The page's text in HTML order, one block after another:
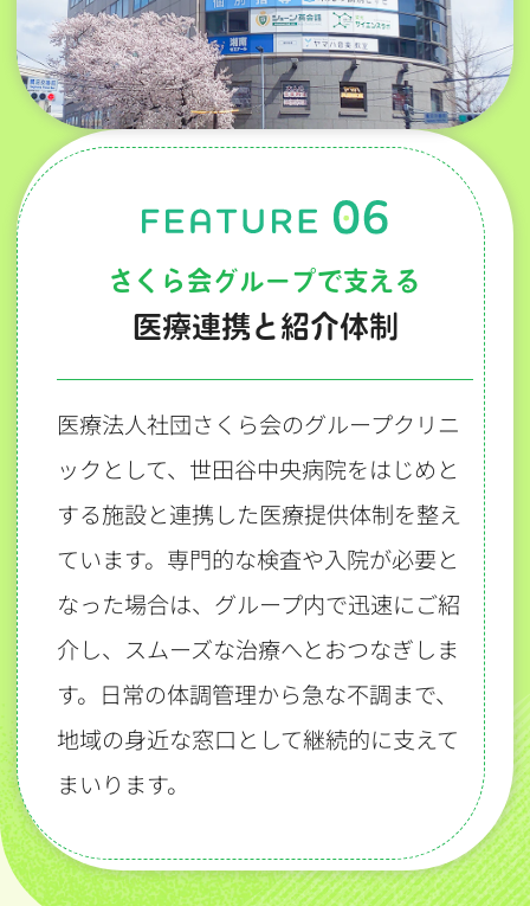
さくら会グループで支える
医療連携と紹介体制
医療法人社団さくら会のグループクリニ
ックとして、世田谷中央病院をはじめと
する施設と連携した医療提供体制を整え
ています。専門的な検査や入院が必要と
なった場合は、グループ内で迅速にご紹
介し、スムーズな治療へとおつなぎしま
す。日常の体調管理から急な不調まで、
地域の身近な窓口として継続的に支えて
まいります。